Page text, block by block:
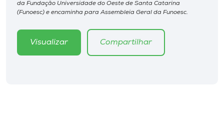
Unoesc
Store
da Fundação Universidade do Oeste de Santa Catarina
(Funoesc) e encaminha para Assembleia Geral da Funoesc.
Visualizar Compartilhar